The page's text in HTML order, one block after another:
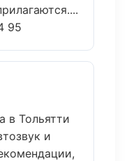
95
в Тольятти
и